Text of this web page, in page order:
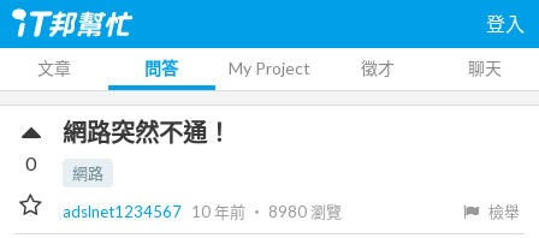
登入
文章 問答 My Project 徵才 聊天
網路突然不通！
網路
adslnet1234567 10 年前 ‧ 8980瀏覽 檢舉
0